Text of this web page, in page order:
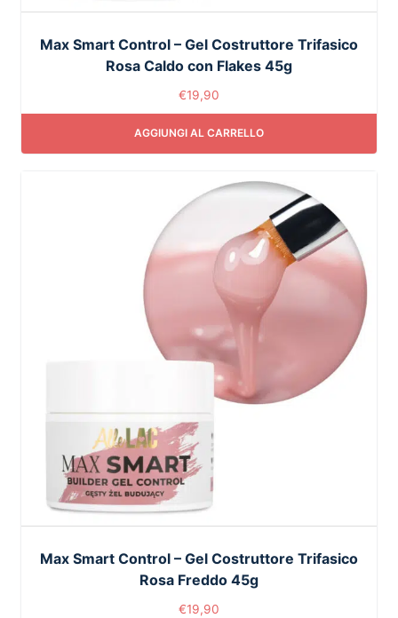
Max Smart Control – Gel Costruttore Trifasico
Rosa Caldo con Flakes 45g
€19,90
AGGIUNGI AL CARRELLO
Max Smart Control – Gel Costruttore Trifasico
Rosa Freddo 45g
€19,90